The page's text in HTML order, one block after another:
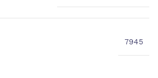
7945